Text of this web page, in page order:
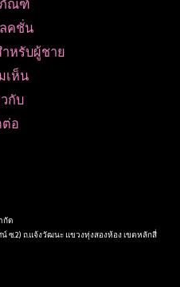
ณฑ์
คชั่น
หรับผู้ชาย
เห็น
กับ
อ
กัด
ซ.2) ถ.แจ้งวัฒนะ แขวงทุ่งสองห้อง เขตหลักสี่